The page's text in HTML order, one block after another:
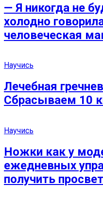
— Я никогда не
холодно
человеческая
Научись
Лечебная
Сбрасываем 10
Научись
Ножки как у
ежедневных
получить